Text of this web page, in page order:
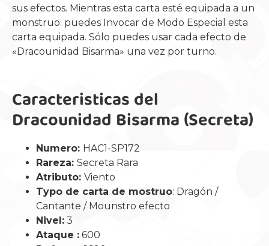
sus efectos. Mientras esta carta esté equipada a un
monstruo: puedes Invocar de Modo Especial esta
carta equipada. Sólo puedes usar cada efecto de
«Dracounidad Bisarma» una vez por turno.
Caracteristicas del
Dracounidad Bisarma (Secreta)
Numero: HAC1-SP172
Rareza: Secreta Rara
Atributo: Viento
Typo de carta de mostruo: Dragón /
Cantante / Mounstro efecto
Nivel: 3
Ataque : 600